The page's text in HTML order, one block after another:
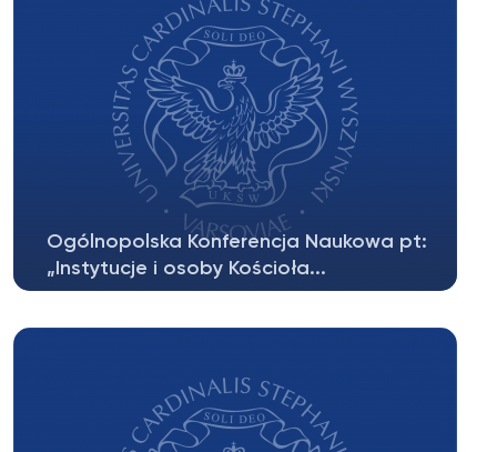
Ogólnopolska Konferencja Naukowa pt:
„Instytucje i osoby Kościoła...
zaprasza na Ogólnopolską Konferencję...